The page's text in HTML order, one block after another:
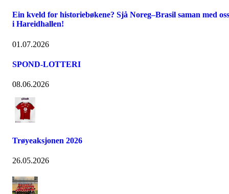
Ein kveld for historiebøkene? Sjå Noreg–Brasil saman med oss
i Hareidhallen!
01.07.2026
SPOND-LOTTERI
08.06.2026
Trøyeaksjonen 2026
26.05.2026